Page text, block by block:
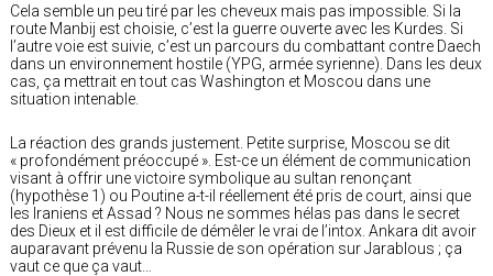
Cela semble un peu tiré par les cheveux mais pas impossible. Si la
route Manbij est choisie, c’est la guerre ouverte avec les Kurdes. Si
l’autre voie est suivie, c’est un parcours du combattant contre Daech
dans un environnement hostile (YPG, armée syrienne). Dans les deux
cas, ça mettrait en tout cas Washington et Moscou dans une
situation intenable.
La réaction des grands justement. Petite surprise, Moscou se dit
« profondément préoccupé ». Est-ce un élément de communication
visant à offrir une victoire symbolique au sultan renonçant
(hypothèse 1) ou Poutine a-t-il réellement été pris de court, ainsi que
les Iraniens et Assad ? Nous ne sommes hélas pas dans le secret
des Dieux et il est difficile de démêler le vrai de l’intox. Ankara dit avoir
auparavant prévenu la Russie de son opération sur Jarablous ; ça
vaut ce que ça vaut…